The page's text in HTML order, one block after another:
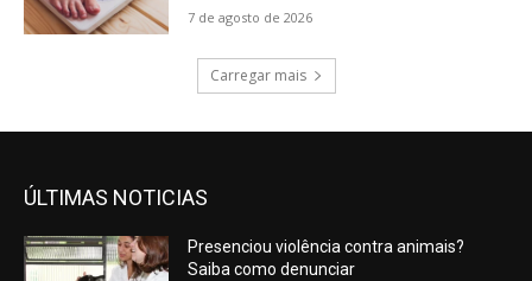
7 de agosto de 2026
Carregar mais
ÚLTIMAS NOTICIAS
Presenciou violência contra animais?
Saiba como denunciar